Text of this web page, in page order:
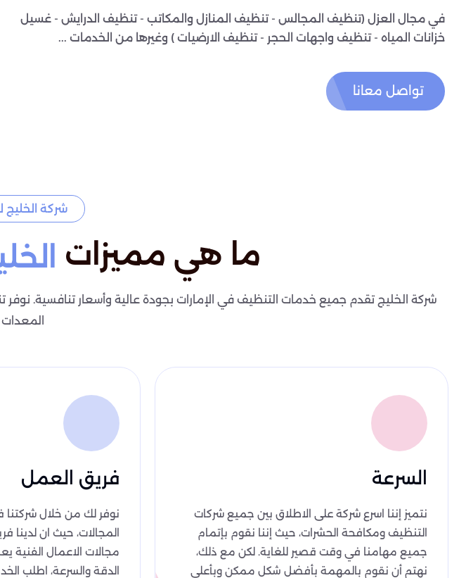
في مجال العزل (تنظيف المجالس - تنظيف المنازل والمكاتب - تنظيف الدرايش - غسيل
خزانات المياه - تنظيف واجهات الحجر - تنظيف الارضيات ) وغيرها من الخدمات ...
تواصل معانا
شركة الخليج
ما هي مميزات
شركة الخليج تقدم جميع خدمات التنظيف في الإمارات بجودة عالية وأسعار تنافسية. نوفر
السرعة
نتميز إننا اسرع شركة على الاطلاق بين جميع شركات
التنظيف ومكافحة الحشرات، حيث إننا نقوم بإتمام
جميع مهامنا في وقت قصير للغاية. لكن مع ذلك،
نهتم أن نقوم بالمهمة بأفضل شكل ممكن وبأعلى
فريق العمل
نوفر لك من خلال
المجالات، حيث ان
مجالات الاعمال
الدقة والسرعة، اطلب